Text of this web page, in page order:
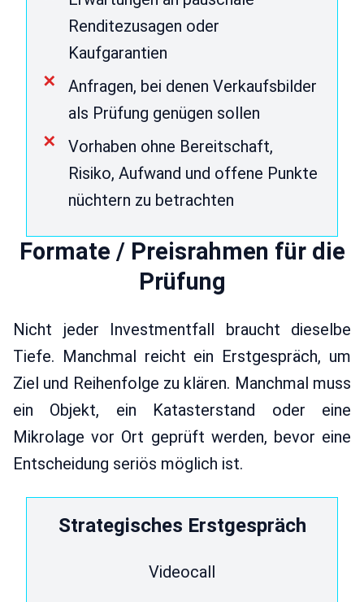
Renditezusagen oder
Kaufgarantien
Anfragen, bei denen Verkaufsbilder
als Prüfung genügen sollen
Vorhaben ohne Bereitschaft,
Risiko, Aufwand und offene Punkte
nüchtern zu betrachten
Formate / Preisrahmen für die
Prüfung
Nicht jeder Investmentfall braucht dieselbe
Tiefe. Manchmal reicht ein Erstgespräch, um
Ziel und Reihenfolge zu klären. Manchmal muss
ein Objekt, ein Katasterstand oder eine
Mikrolage vor Ort geprüft werden, bevor eine
Entscheidung seriös möglich ist.
Strategisches Erstgespräch
Videocall